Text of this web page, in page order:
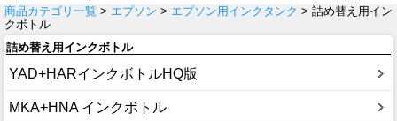
商品カテゴリ一覧 > エプソン > エプソン用インクタンク > 詰め替え用イン
クボトル
詰め替え用インクボトル
YAD+HARインクボトルHQ版
MKA+HNA インクボトル